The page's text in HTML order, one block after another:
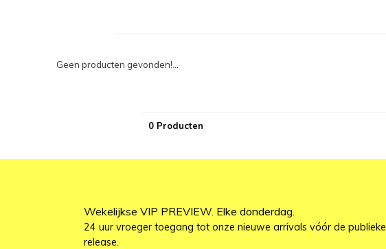
Geen producten gevonden!...
0 Producten
Wekelijkse VIP PREVIEW. Elke donderdag.
24 uur vroeger toegang tot onze nieuwe arrivals vóór de publieke
release.